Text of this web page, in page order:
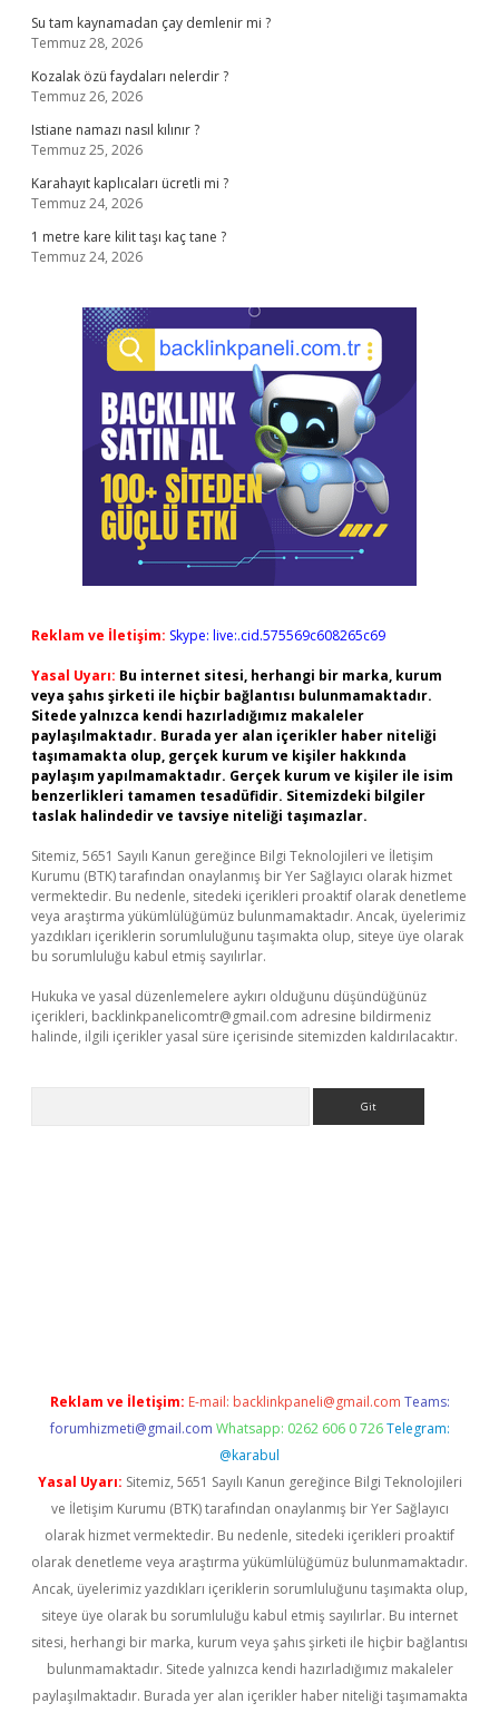
Su tam kaynamadan çay demlenir mi ?
Temmuz 28, 2026
Kozalak özü faydaları nelerdir ?
Temmuz 26, 2026
Istiane namazı nasıl kılınır ?
Temmuz 25, 2026
Karahayıt kaplıcaları ücretli mi ?
Temmuz 24, 2026
1 metre kare kilit taşı kaç tane ?
Temmuz 24, 2026
Reklam ve İletişim: Skype: live:.cid.575569c608265c69
Yasal Uyarı: Bu internet sitesi, herhangi bir marka, kurum
veya şahıs şirketi ile hiçbir bağlantısı bulunmamaktadır.
Sitede yalnızca kendi hazırladığımız makaleler
paylaşılmaktadır. Burada yer alan içerikler haber niteliği
taşımamakta olup, gerçek kurum ve kişiler hakkında
paylaşım yapılmamaktadır. Gerçek kurum ve kişiler ile isim
benzerlikleri tamamen tesadüfidir. Sitemizdeki bilgiler
taslak halindedir ve tavsiye niteliği taşımazlar.
Sitemiz, 5651 Sayılı Kanun gereğince Bilgi Teknolojileri ve İletişim
Kurumu (BTK) tarafından onaylanmış bir Yer Sağlayıcı olarak hizmet
vermektedir. Bu nedenle, sitedeki içerikleri proaktif olarak denetleme
veya araştırma yükümlülüğümüz bulunmamaktadır. Ancak, üyelerimiz
yazdıkları içeriklerin sorumluluğunu taşımakta olup, siteye üye olarak
bu sorumluluğu kabul etmiş sayılırlar.
Hukuka ve yasal düzenlemelere aykırı olduğunu düşündüğünüz
içerikleri, backlinkpanelicomtr@gmail.com adresine bildirmeniz
halinde, ilgili içerikler yasal süre içerisinde sitemizden kaldırılacaktır.
Reklam ve İletişim: E-mail: backlinkpaneli@gmail.com Teams:
forumhizmeti@gmail.com Whatsapp: 0262 606 0 726 Telegram:
@karabul
Yasal Uyarı: Sitemiz, 5651 Sayılı Kanun gereğince Bilgi Teknolojileri
ve İletişim Kurumu (BTK) tarafından onaylanmış bir Yer Sağlayıcı
olarak hizmet vermektedir. Bu nedenle, sitedeki içerikleri proaktif
olarak denetleme veya araştırma yükümlülüğümüz bulunmamaktadır.
Ancak, üyelerimiz yazdıkları içeriklerin sorumluluğunu taşımakta olup,
siteye üye olarak bu sorumluluğu kabul etmiş sayılırlar. Bu internet
sitesi, herhangi bir marka, kurum veya şahıs şirketi ile hiçbir bağlantısı
bulunmamaktadır. Sitede yalnızca kendi hazırladığımız makaleler
paylaşılmaktadır. Burada yer alan içerikler haber niteliği taşımamakta